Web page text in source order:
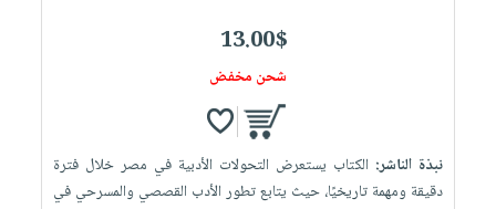
13.00$
شحن مخفض
نبذة الناشر: الكتاب يستعرض التحولات الأدبية في مصر خلال فترة
دقيقة ومهمة تاريخيًا، حيث يتابع تطور الأدب القصصي والمسرحي في